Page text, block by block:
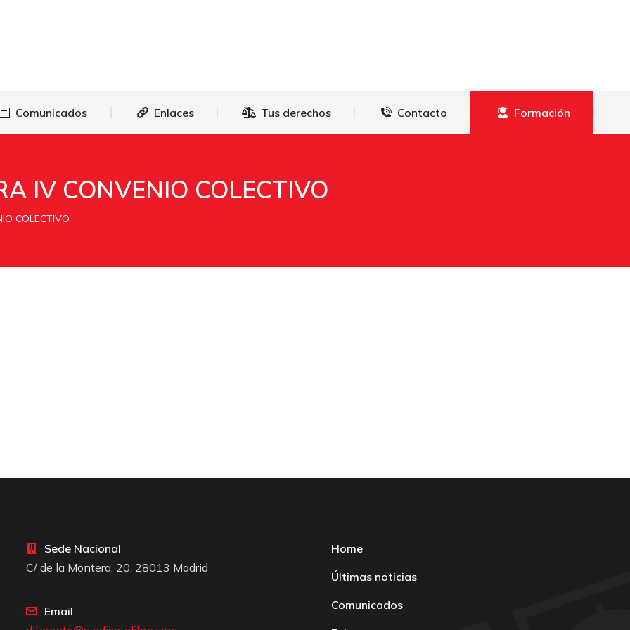
Comunicados Enlaces Tus derechos Contacto Formación
IV CONVENIO COLECTIVO
COLECTIVO
Sede Nacional
C/ de la Montera, 20, 28013 Madrid
Email
Home
Últimas noticias
Comunicados